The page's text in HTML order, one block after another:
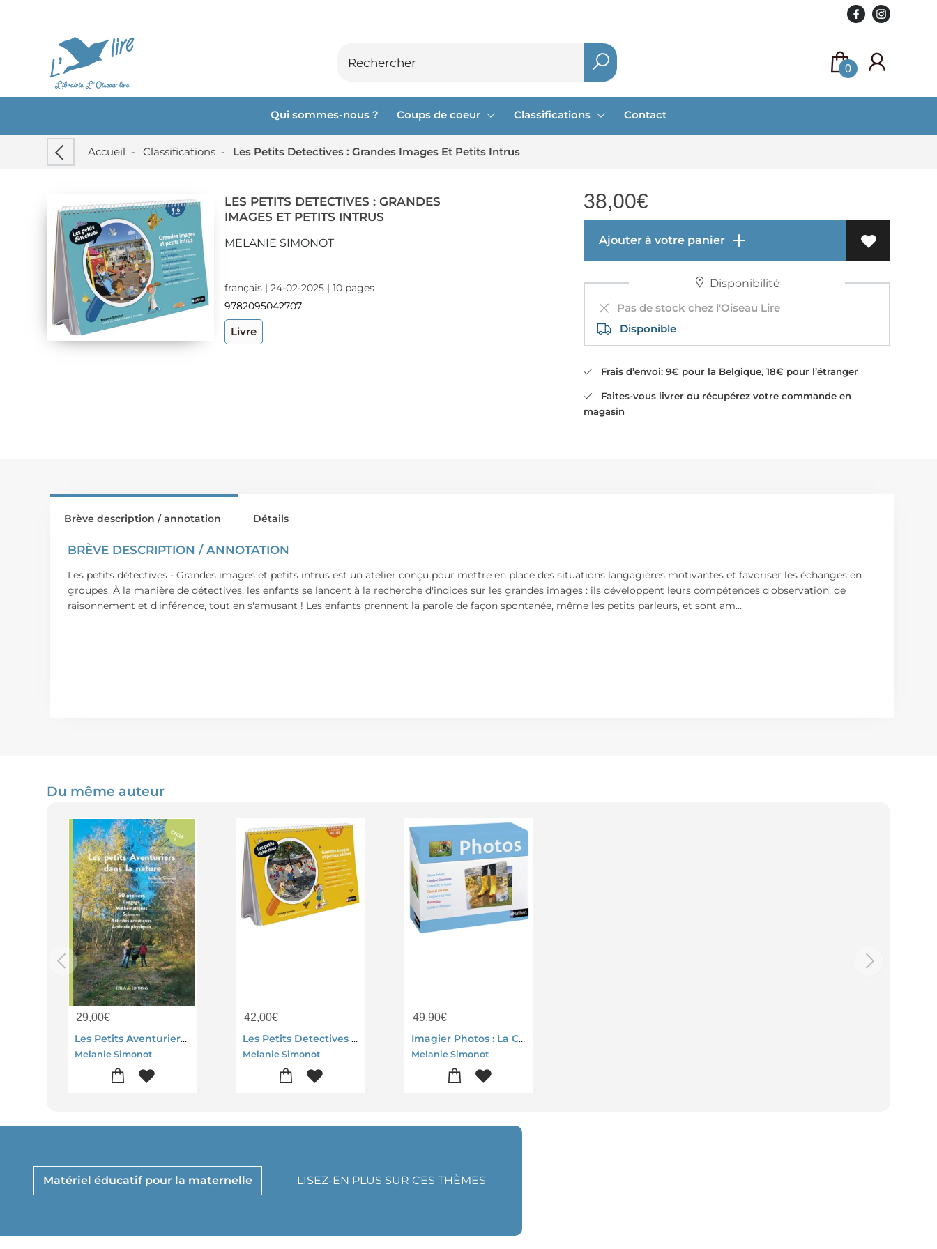
0
Qui sommes-nous ? Coups de coeur Classifications Contact
Accueil - Classifications - Les Petits Detectives : Grandes Images Et Petits Intrus
LES PETITS DETECTIVES : GRANDES
IMAGES ET PETITS INTRUS
MELANIE SIMONOT
français | 24-02-2025 | 10 pages
9782095042707
Livre
38,00€
Ajouter à votre panier
Disponibilité
Pas de stock chez l'Oiseau Lire
Disponible
Frais d’envoi: 9€ pour la Belgique, 18€ pour l’étranger
Faites-vous livrer ou récupérez votre commande en
magasin
Brève description / annotation
BRÈVE DESCRIPTION / ANNOTATION
Les petits détectives - Grandes images et petits intrus est un atelier conçu pour mettre en place des situations langagières motivantes et favoriser les échanges en
groupes. À la manière de détectives, les enfants se lancent à la recherche d'indices sur les grandes images : ils développent leurs compétences d'observation, de
raisonnement et d'inférence, tout en s'amusant ! Les enfants prennent la parole de façon spontanée, même les petits parleurs, et sont am...
Détails
Du même auteur
29,00€
Les Petits Aventuriers Dans La Nature
Melanie Simonot
42,00€
Les Petits Detectives : Grandes Images Et Petites Betises ; Ms-gs
Melanie Simonot
49,90€
Imagier Photos : La Classe Dehors
Melanie Simonot
Matériel éducatif pour la maternelle LISEZ-EN PLUS SUR CES THÈMES